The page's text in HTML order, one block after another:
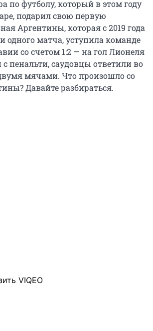
по футболу, который в этом году
подарил свою первую
Аргентины, которая с 2019 года
одного матча, уступила команде
со счетом 1:2 — на гол Лионеля
пенальти, саудовцы ответили во
мячами. Что произошло со
Давайте разбираться.
VIQEO